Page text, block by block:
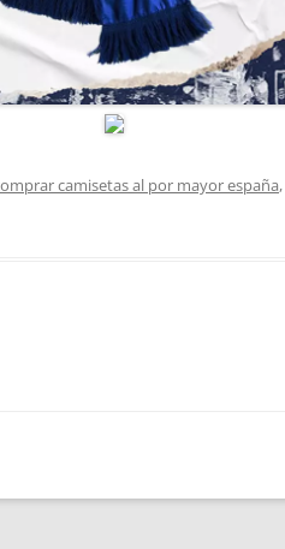
camisetas al por mayor españa,